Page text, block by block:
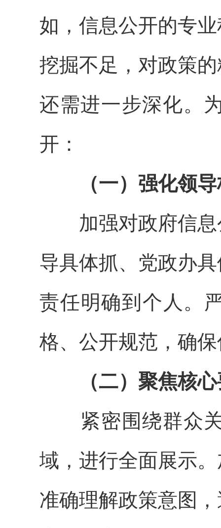
如，信息公开的专
挖掘不足，对政策
还需进一步深化。
开：
（一）强化领
加强对政府信息
导具体抓、党政办
责任明确到个人。
格、公开规范，确
（二）聚焦核
紧密围绕群众关
域，进行全面展示
准确理解政策意图